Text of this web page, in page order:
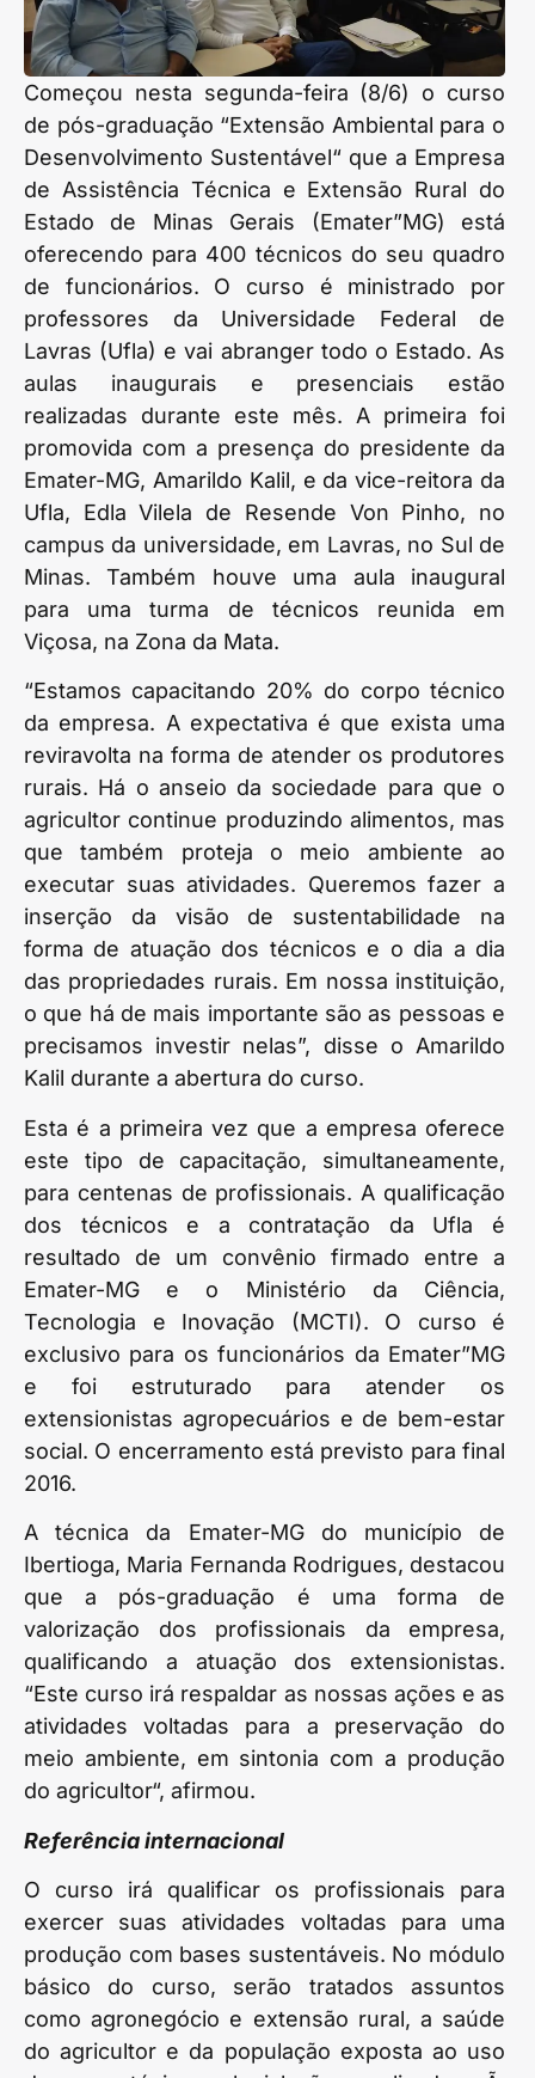
Começou nesta segunda-feira (8/6) o curso
de pós-graduação “Extensão Ambiental para o
Desenvolvimento Sustentável“ que a Empresa
de Assistência Técnica e Extensão Rural do
Estado de Minas Gerais (Emater”MG) está
oferecendo para 400 técnicos do seu quadro
de funcionários. O curso é ministrado por
professores da Universidade Federal de
Lavras (Ufla) e vai abranger todo o Estado. As
aulas inaugurais e presenciais estão
realizadas durante este mês. A primeira foi
promovida com a presença do presidente da
Emater-MG, Amarildo Kalil, e da vice-reitora da
Ufla, Edla Vilela de Resende Von Pinho, no
campus da universidade, em Lavras, no Sul de
Minas. Também houve uma aula inaugural
para uma turma de técnicos reunida em
Viçosa, na Zona da Mata.
“Estamos capacitando 20% do corpo técnico
da empresa. A expectativa é que exista uma
reviravolta na forma de atender os produtores
rurais. Há o anseio da sociedade para que o
agricultor continue produzindo alimentos, mas
que também proteja o meio ambiente ao
executar suas atividades. Queremos fazer a
inserção da visão de sustentabilidade na
forma de atuação dos técnicos e o dia a dia
das propriedades rurais. Em nossa instituição,
o que há de mais importante são as pessoas e
precisamos investir nelas”, disse o Amarildo
Kalil durante a abertura do curso.
Esta é a primeira vez que a empresa oferece
este tipo de capacitação, simultaneamente,
para centenas de profissionais. A qualificação
dos técnicos e a contratação da Ufla é
resultado de um convênio firmado entre a
Emater-MG e o Ministério da Ciência,
Tecnologia e Inovação (MCTI). O curso é
exclusivo para os funcionários da Emater”MG
e foi estruturado para atender os
extensionistas agropecuários e de bem-estar
social. O encerramento está previsto para final
2016.
A técnica da Emater-MG do município de
Ibertioga, Maria Fernanda Rodrigues, destacou
que a pós-graduação é uma forma de
valorização dos profissionais da empresa,
qualificando a atuação dos extensionistas.
“Este curso irá respaldar as nossas ações e as
atividades voltadas para a preservação do
meio ambiente, em sintonia com a produção
do agricultor“, afirmou.
Referência internacional
O curso irá qualificar os profissionais para
exercer suas atividades voltadas para uma
produção com bases sustentáveis. No módulo
básico do curso, serão tratados assuntos
como agronegócio e extensão rural, a saúde
do agricultor e da população exposta ao uso